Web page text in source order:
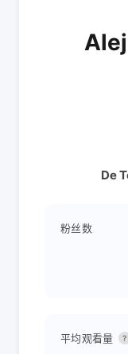
De
粉丝数
平均观看量 ?